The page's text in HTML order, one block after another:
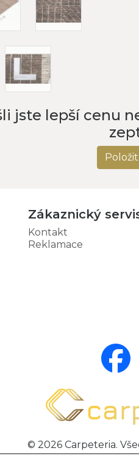
jste lepší cenu
Zákaznický
Kontakt
Reklamace
© 2026 Carpeteria.